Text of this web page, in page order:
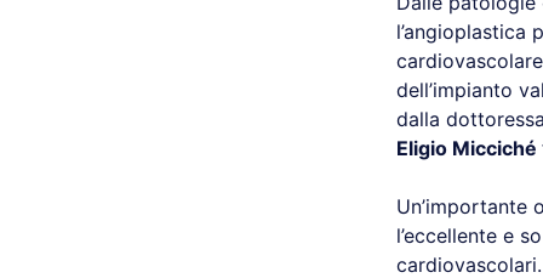
dell’impianto
dalla
Eligio Micciché
Un’importante
l’eccellente e
cardiovascolari.